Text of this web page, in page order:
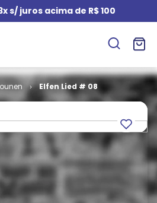
s/ juros acima de R$ 100
Elfen Lied # 08